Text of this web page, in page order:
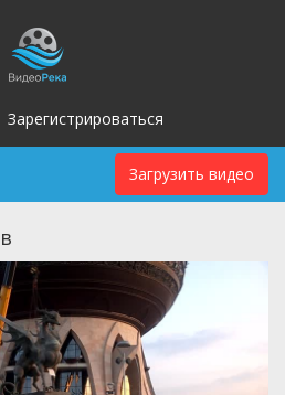
Зарегистрироваться
Загрузить видео